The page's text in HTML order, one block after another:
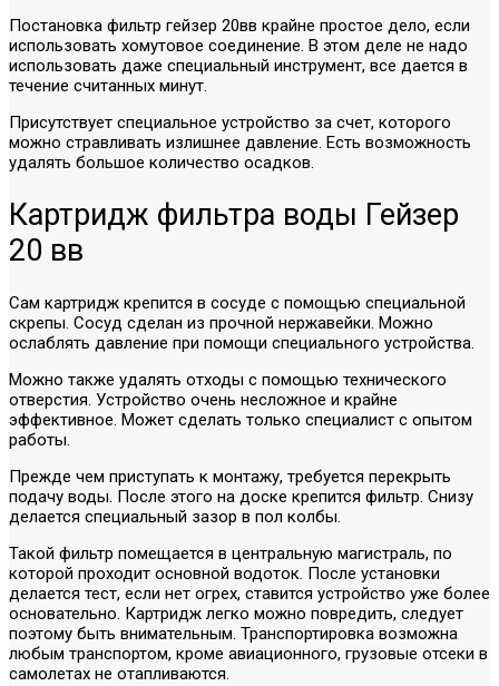
Постановка фильтр гейзер 20вв крайне простое дело, если
использовать хомутовое соединение. В этом деле не надо
использовать даже специальный инструмент, все дается в
течение считанных минут.
Присутствует специальное устройство за счет, которого
можно стравливать излишнее давление. Есть возможность
удалять большое количество осадков.
Картридж фильтра воды Гейзер
20 вв
Сам картридж крепится в сосуде с помощью специальной
скрепы. Сосуд сделан из прочной нержавейки. Можно
ослаблять давление при помощи специального устройства.
Можно также удалять отходы с помощью технического
отверстия. Устройство очень несложное и крайне
эффективное. Может сделать только специалист с опытом
работы.
Прежде чем приступать к монтажу, требуется перекрыть
подачу воды. После этого на доске крепится фильтр. Снизу
делается специальный зазор в пол колбы.
Такой фильтр помещается в центральную магистраль, по
которой проходит основной водоток. После установки
делается тест, если нет огрех, ставится устройство уже более
основательно. Картридж легко можно повредить, следует
поэтому быть внимательным. Транспортировка возможна
любым транспортом, кроме авиационного, грузовые отсеки в
самолетах не отапливаются.